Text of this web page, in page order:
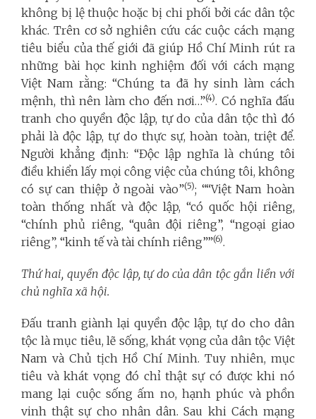
không bị lệ thuộc hoặc bị chi phối bởi các dân tộc
khác. Trên cơ sở nghiên cứu các cuộc cách mạng
tiêu biểu của thế giới đã giúp Hồ Chí Minh rút ra
những bài học kinh nghiệm đối với cách mạng
Việt Nam rằng: “Chúng ta đã hy sinh làm cách
mệnh, thì nên làm cho đến nơi…”(4). Có nghĩa đấu
tranh cho quyền độc lập, tự do của dân tộc thì đó
phải là độc lập, tự do thực sự, hoàn toàn, triệt để.
Người khẳng định: “Độc lập nghĩa là chúng tôi
điều khiển lấy mọi công việc của chúng tôi, không
có sự can thiệp ở ngoài vào”(5); ““Việt Nam hoàn
toàn thống nhất và độc lập, “có quốc hội riêng,
“chính phủ riêng, “quân đội riêng”, “ngoại giao
riêng”, “kinh tế và tài chính riêng””(6).
Thứ hai, quyền độc lập, tự do của dân tộc gắn liền với
chủ nghĩa xã hội.
Đấu tranh giành lại quyền độc lập, tự do cho dân
tộc là mục tiêu, lẽ sống, khát vọng của dân tộc Việt
Nam và Chủ tịch Hồ Chí Minh. Tuy nhiên, mục
tiêu và khát vọng đó chỉ thật sự có được khi nó
mang lại cuộc sống ấm no, hạnh phúc và phồn
vinh thật sự cho nhân dân. Sau khi Cách mạng